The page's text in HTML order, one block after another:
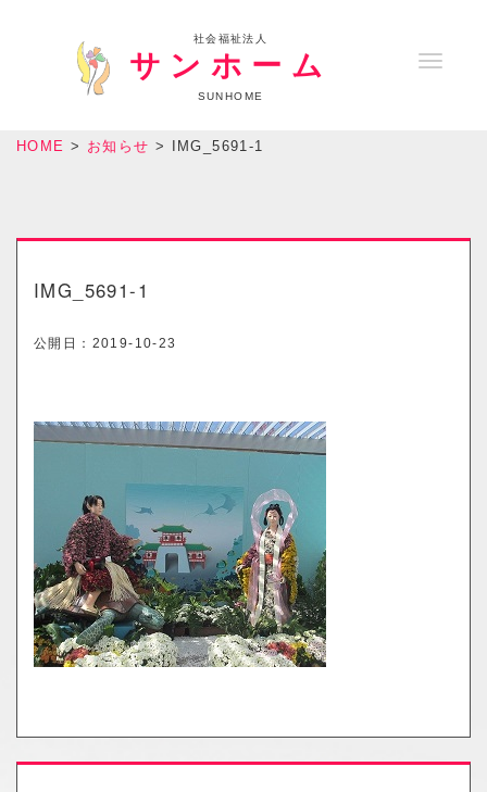
T
社会福祉法人
サンホーム
SUNHOME
HOME > お知らせ > IMG_5691-1
IMG_5691-1
公開日： 2019-10-23